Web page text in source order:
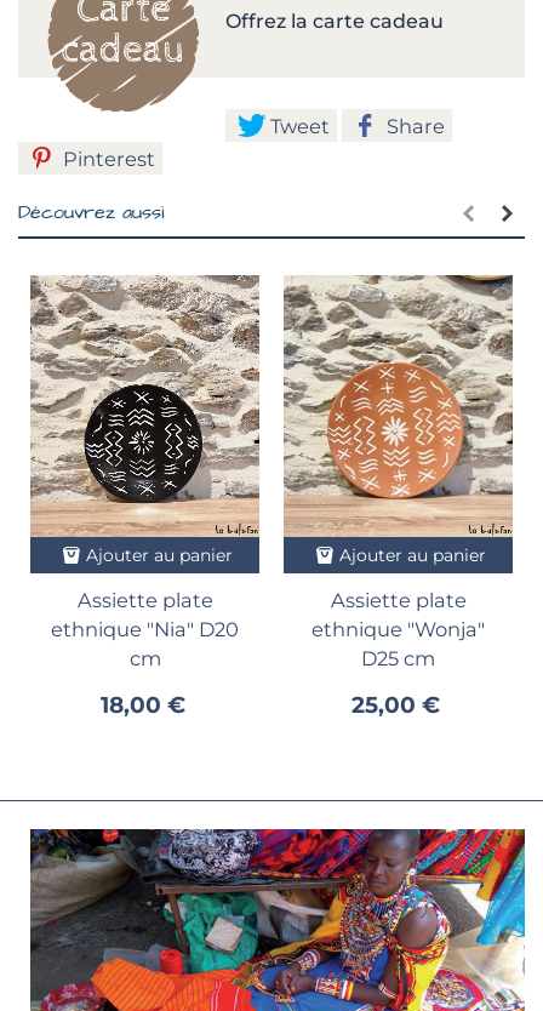
Offrez la carte cadeau
Tweet
Share
Pinterest
Découvrez aussi
Ajouter au panier
Assiette plate
ethnique "Nia" D20
cm
18,00 €
Ajouter au panier
Assiette plate
ethnique "Wonja"
D25 cm
25,00 €